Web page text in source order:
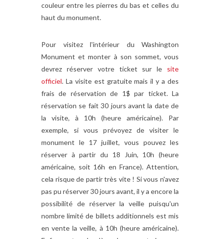
couleur entre les pierres du bas et celles du
haut du monument.
Pour visitez l'intérieur du Washington
Monument et monter à son sommet, vous
devrez réserver votre ticket sur le site
officiel. La visite est gratuite mais il y a des
frais de réservation de 1$ par ticket. La
réservation se fait 30 jours avant la date de
la visite, à 10h (heure américaine). Par
exemple, si vous prévoyez de visiter le
monument le 17 juillet, vous pouvez les
réserver à partir du 18 Juin, 10h (heure
américaine, soit 16h en France). Attention,
cela risque de partir très vite ! Si vous n'avez
pas pu réserver 30 jours avant, il y a encore la
possibilité de réserver la veille puisqu'un
nombre limité de billets additionnels est mis
en vente la veille, à 10h (heure américaine).